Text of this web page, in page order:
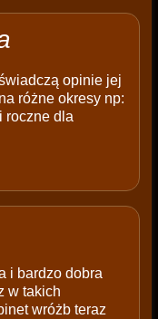
opinie jej
różne okresy np:
roczne dla
i bardzo dobra
w takich
wróżb teraz